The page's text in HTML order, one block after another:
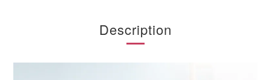
Description